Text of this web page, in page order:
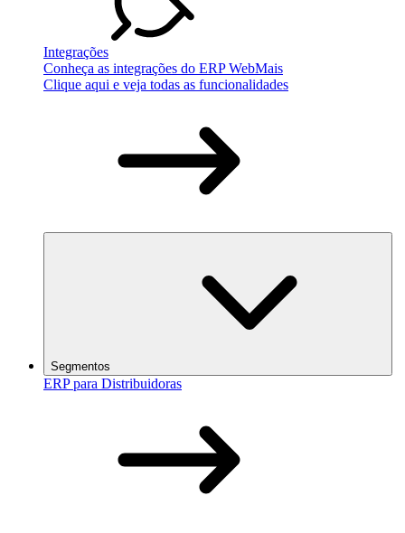
Integrações
Conheça as integrações do ERP WebMais
Clique aqui e veja todas as funcionalidades
Segmentos
ERP para Distribuidoras